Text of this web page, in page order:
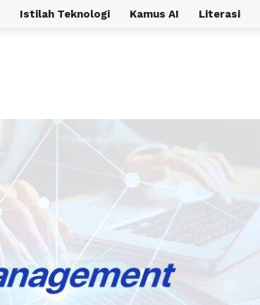
Istilah Teknologi Kamus AI Literasi